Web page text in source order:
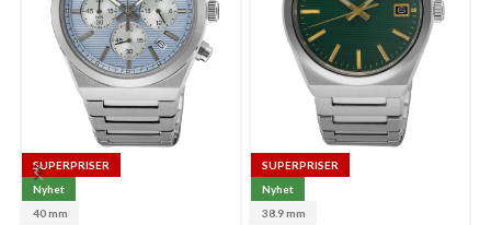
SUPERPRISER
Nyhet
40 mm
SUPERPRISER
Nyhet
38.9 mm